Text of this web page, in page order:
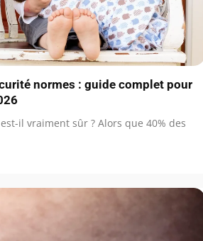
normes : guide complet pour
il vraiment sûr ? Alors que 40% des